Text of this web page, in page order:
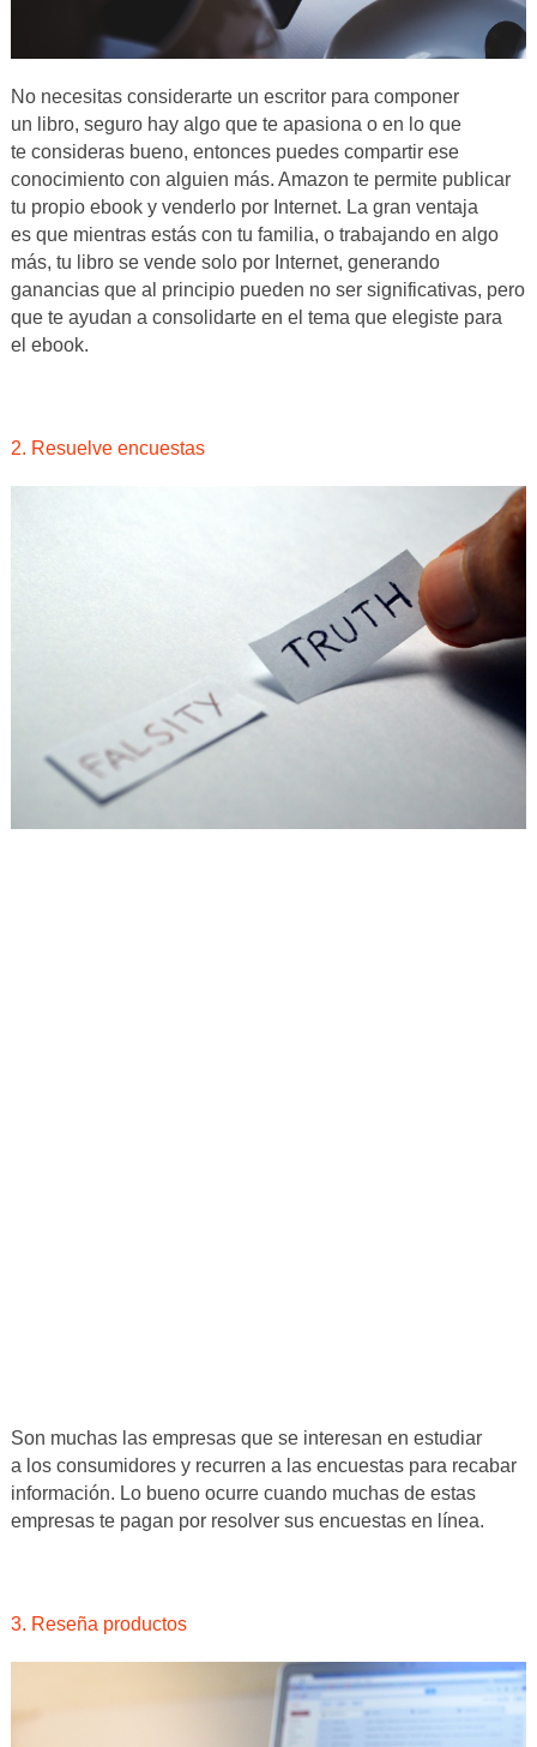
No necesitas considerarte un escritor para componer
un libro, seguro hay algo que te apasiona o en lo que
te consideras bueno, entonces puedes compartir ese
conocimiento con alguien más. Amazon te permite publicar
tu propio ebook y venderlo por Internet. La gran ventaja
es que mientras estás con tu familia, o trabajando en algo
más, tu libro se vende solo por Internet, generando
ganancias que al principio pueden no ser significativas, pero
que te ayudan a consolidarte en el tema que elegiste para
el ebook.
2. Resuelve encuestas
Son muchas las empresas que se interesan en estudiar
a los consumidores y recurren a las encuestas para recabar
información. Lo bueno ocurre cuando muchas de estas
empresas te pagan por resolver sus encuestas en línea.
3. Reseña productos